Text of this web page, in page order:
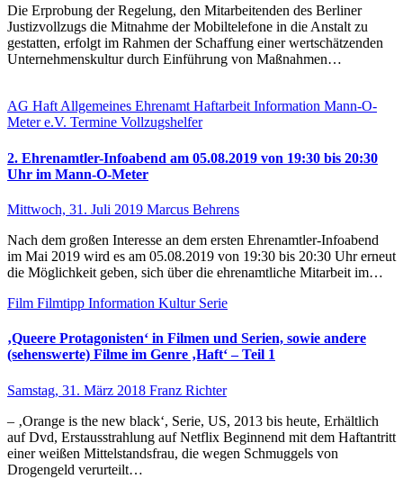
Die Erprobung der Regelung, den Mitarbeitenden des Berliner
Justizvollzugs die Mitnahme der Mobiltelefone in die Anstalt zu
gestatten, erfolgt im Rahmen der Schaffung einer wertschätzenden
Unternehmenskultur durch Einführung von Maßnahmen…
AG HaftAllgemeines EhrenamtHaftarbeitInformation Mann-O-
Meter e.V. Termine Vollzugshelfer
2. Ehrenamtler-Infoabend am 05.08.2019 von 19:30 bis 20:30
Uhr im Mann-O-Meter
Mittwoch, 31. Juli 2019 Marcus Behrens
Nach dem großen Interesse an dem ersten Ehrenamtler-Infoabend
im Mai 2019 wird es am 05.08.2019 von 19:30 bis 20:30 Uhr erneut
die Möglichkeit geben, sich über die ehrenamtliche Mitarbeit im…
Film Filmtipp Information Kultur Serie
‚Queere Protagonisten‘ in Filmen und Serien, sowie andere
(sehenswerte) Filme im Genre ‚Haft‘ – Teil 1
Samstag, 31. März 2018 Franz Richter
– ‚Orange is the new black‘, Serie, US, 2013 bis heute, Erhältlich
auf Dvd, Erstausstrahlung auf Netflix Beginnend mit dem Haftantritt
einer weißen Mittelstandsfrau, die wegen Schmuggels von
Drogengeld verurteilt…